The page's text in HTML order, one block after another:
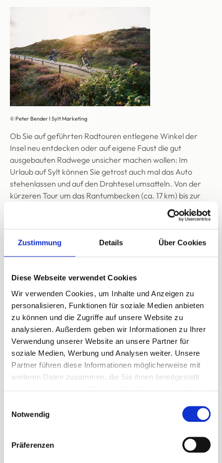
Zustimmung Details Über Cookies
Diese Webseite verwendet Cookies
Wir verwenden Cookies, um Inhalte und Anzeigen zu
personalisieren, Funktionen für soziale Medien anbieten
zu können und die Zugriffe auf unsere Website zu
analysieren. Außerdem geben wir Informationen zu Ihrer
Verwendung unserer Website an unsere Partner für
soziale Medien, Werbung und Analysen weiter. Unsere
Partner führen diese Informationen möglicherweise mit
weiteren Daten zusammen, die Sie ihnen bereitgestellt
Notwendig
Präferenzen
© Peter Bender l Sylt Marketing
Ob Sie auf geführten Radtouren entlegene Winkel der
Insel neu entdecken oder auf eigene Faust die gut
ausgebauten Radwege unsicher machen wollen: Im
Urlaub auf Sylt können Sie getrost auch mal das Auto
stehenlassen und auf den Drahtesel umsatteln. Von der
kürzeren Tour um das Rantumbecken (ca. 17 km) bis zur
großen Nord-Rundtour entlang des Wattenmeers und
vorbei an der Lister Wanderdüne (52 km) finden
Siehiertolle Radrouten im Überblick. In den letzten
Jahren sind E-Bikes immer beliebter geworden – kein
Wunder, wenn man bedenkt, dass das Sylter Wetter nicht
bereithält. Darauf haben sich die vielen
Fahrradvermietungen auf der Insel natürlich eingestellt
und ihr Sortiment um Räder mit Elektromotor erweitert:
Lydias Fahrradverleih
M&M Fahrradverleih Sylt
Leksus Fahrradvermietung
Fitness für graue Tage